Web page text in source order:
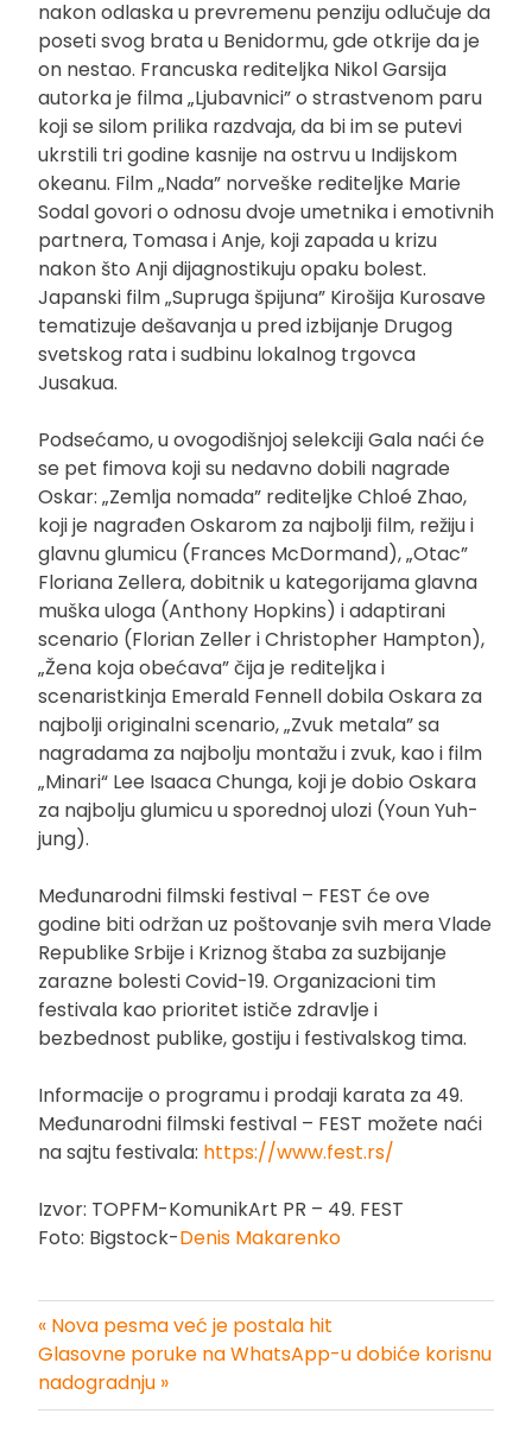
nakon odlaska u prevremenu penziju odlučuje da
poseti svog brata u Benidormu, gde otkrije da je
on nestao. Francuska rediteljka Nikol Garsija
autorka je filma „Ljubavnici” o strastvenom paru
koji se silom prilika razdvaja, da bi im se putevi
ukrstili tri godine kasnije na ostrvu u Indijskom
okeanu. Film „Nada” norveške rediteljke Marie
Sodal govori o odnosu dvoje umetnika i emotivnih
partnera, Tomasa i Anje, koji zapada u krizu
nakon što Anji dijagnostikuju opaku bolest.
Japanski film „Supruga špijuna” Kirošija Kurosave
tematizuje dešavanja u pred izbijanje Drugog
svetskog rata i sudbinu lokalnog trgovca
Jusakua.
Podsećamo, u ovogodišnjoj selekciji Gala naći će
se pet fimova koji su nedavno dobili nagrade
Oskar: „Zemlja nomada” rediteljke Chloé Zhao,
koji je nagrađen Oskarom za najbolji film, režiju i
glavnu glumicu (Frances McDormand), „Otac”
Floriana Zellera, dobitnik u kategorijama glavna
muška uloga (Anthony Hopkins) i adaptirani
scenario (Florian Zeller i Christopher Hampton),
„Žena koja obećava” čija je rediteljka i
scenaristkinja Emerald Fennell dobila Oskara za
najbolji originalni scenario, „Zvuk metala” sa
nagradama za najbolju montažu i zvuk, kao i film
„Minari“ Lee Isaaca Chunga, koji je dobio Oskara
za najbolju glumicu u sporednoj ulozi (Youn Yuh-
jung).
Međunarodni filmski festival – FEST će ove
godine biti održan uz poštovanje svih mera Vlade
Republike Srbije i Kriznog štaba za suzbijanje
zarazne bolesti Covid-19. Organizacioni tim
festivala kao prioritet ističe zdravlje i
bezbednost publike, gostiju i festivalskog tima.
Informacije o programu i prodaji karata za 49.
Međunarodni filmski festival – FEST možete naći
na sajtu festivala: https://www.fest.rs/
Izvor: TOPFM-KomunikArt PR – 49. FEST
Foto: Bigstock-Denis Makarenko
Kretanje
članka
« Nova pesma već je postala hit
Glasovne poruke na WhatsApp-u dobiće korisnu
nadogradnju »